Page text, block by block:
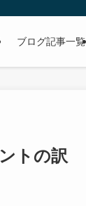
ブログ記事一覧
トの訳